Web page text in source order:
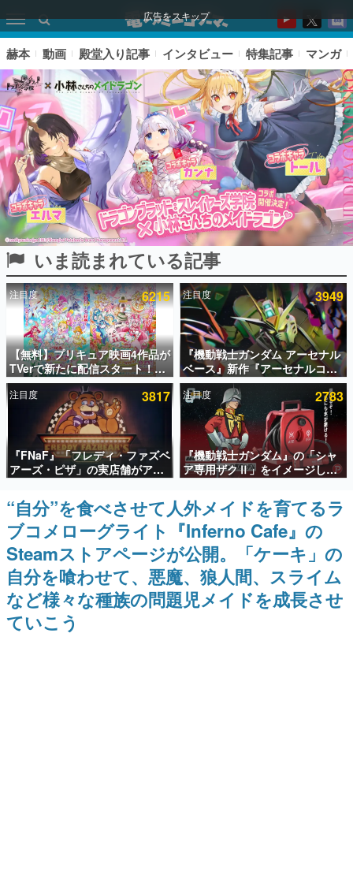
広告をスキップ
ピックアップ
電ファミのいま読まれている記事ランキング
アプリセール情報
インタビュー
連載・特集一覧
殿堂入り記事
SNS拡散数が数千以上！ ページビュー数万以上！ などな
ど。多くの人々に読まれた、電ファミ渾身の“殿堂入り”記
事をまとめました。
ゲームの企画書
名作ゲームクリエイターの方々に製作時のエピソードをお
聞きし、ヒットする企画（ゲーム）とは何か？を探ってい
きます。
赫本
この物語を解いてはいけない。『赫本』は、〈試験問題〉
の形をした短編ホラー小説集です。
赫本 動画 殿堂入り記事 インタビュー 特集記事 マンガ
いま読まれている記事
注目度 6215
【無料】プリキュア映画4作品が
TVerで新たに配信スタート！な
んと2018年～2024年の映画ほぼ
すべてが見放題に、ぶっちゃけ
ありえないラインナップ
注目度 3949
『機動戦士ガンダム アーセナル
ベース』新作『アーセナルコマ
ンダー』発表！8月28日からオ
ープンベータテスト開催、2027
年2月下旬に稼働予定
注目度 3817
『FNaF』「フレディ・ファズベ
アーズ・ピザ」の実店舗がアメ
リカの商業施設「American
Dream」に2027年オープン！
ScottGamesとの共同開発、食
事だけでなくステージショーや
没入型のホラー体験も楽しめる
注目度 2783
『機動戦士ガンダム』の「シャ
ア専用ザクⅡ」をイメージした
散水ホースリールが予約開始。
本体にはシャアのパーソナルマ
ークやジオン公国軍のエンブレ
ム、型式番号などを配置
“自分”を食べさせて人外メイドを育てるラ
ブコメローグライト『Inferno Cafe』の
Steamストアページが公開。「ケーキ」の
自分を喰わせて、悪魔、狼人間、スライム
など様々な種族の問題児メイドを成長させ
ていこう